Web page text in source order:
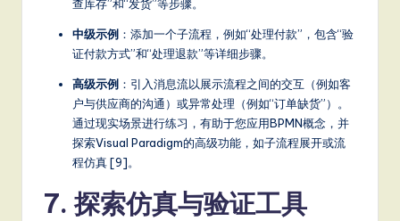
查库存”和“发货”等步骤。
中级示例 ：添加一个子流程，例如“处理付款”，包含“验
证付款方式”和“处理退款”等详细步骤。
高级示例 ：引入消息流以展示流程之间的交互（例如客
户与供应商的沟通）或异常处理（例如“订单缺货”）。
通过现实场景进行练习，有助于您应用BPMN概念，并
探索Visual Paradigm的高级功能，如子流程展开或流
程仿真 [9]。
7. 探索仿真与验证工具